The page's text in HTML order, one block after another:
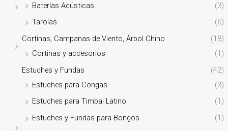
Baterías Acústicas
(3)
Tarolas
(6)
Cortinas, Campanas de Viento, Árbol Chino
(18)
Cortinas y accesorios
(1)
Estuches y Fundas
(42)
Estuches para Congas
(3)
Estuches para Timbal Latino
(1)
Estuches y Fundas para Bongos
(1)